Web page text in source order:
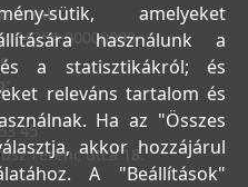
00000000
45
Ferenc utca 18.
sütik, amelyeket
használunk a
a statisztikákról; és
releváns tartalom és
Ha az "Összes
akkor hozzájárul
A "Beállítások"